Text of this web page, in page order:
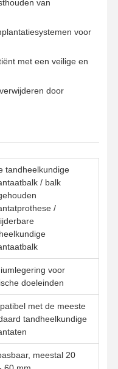
Ons Fabrieksreis
van
voor
met een veilige en
door
tandheelkundige
/ balk
/
voor
doeleinden
met de meeste
tandheelkundige
meestal 20